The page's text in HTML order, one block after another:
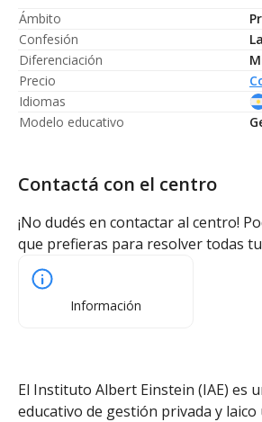
Ámbito
Confesión
Diferenciación
Precio
Idiomas
Modelo educativo
Contactá con el centro
¡No dudés en contactar al centro!
que prefieras para resolver todas
Información
El Instituto Albert Einstein (IAE) es
educativo de gestión privada y